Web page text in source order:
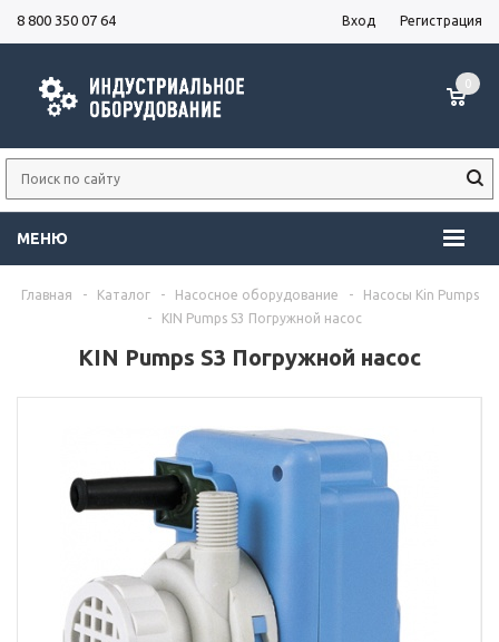
8 800 350 07 64 Вход Регистрация
МЕНЮ
0
Главная - Каталог - Насосное оборудование -
Насосы Kin Pumps
-
KIN Pumps S3 Погружной насос
KIN Pumps S3 Погружной насос